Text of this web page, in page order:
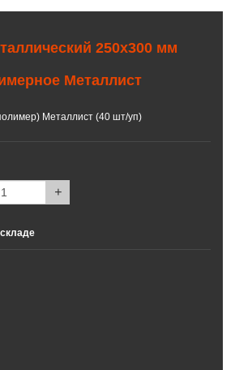
250х300 мм
Металлист
Металлист (40 шт/уп)
+